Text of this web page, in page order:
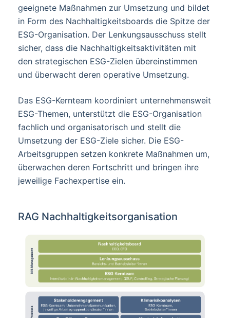
geeignete Maßnahmen zur Umsetzung und bildet
in Form des Nachhaltigkeitsboards die Spitze der
ESG-Organisation. Der Lenkungsausschuss stellt
sicher, dass die Nachhaltigkeitsaktivitäten mit
den strategischen ESG-Zielen übereinstimmen
und überwacht deren operative Umsetzung.
Das ESG-Kernteam koordiniert unternehmensweit
ESG-Themen, unterstützt die ESG-Organisation
fachlich und organisatorisch und stellt die
Umsetzung der ESG-Ziele sicher. Die ESG-
Arbeitsgruppen setzen konkrete Maßnahmen um,
überwachen deren Fortschritt und bringen ihre
jeweilige Fachexpertise ein.
RAG Nachhaltigkeitsorganisation